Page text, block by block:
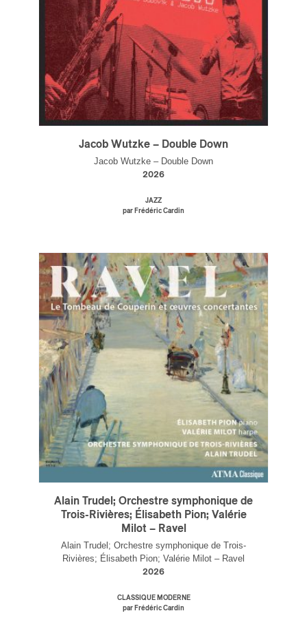
Jacob Wutzke – Double Down
Jacob Wutzke – Double Down
2026
JAZZ
par Frédéric Cardin
Alain Trudel; Orchestre symphonique de
Trois-Rivières; Élisabeth Pion; Valérie
Milot – Ravel
Alain Trudel; Orchestre symphonique de Trois-
Rivières; Élisabeth Pion; Valérie Milot – Ravel
2026
CLASSIQUE MODERNE
par Frédéric Cardin